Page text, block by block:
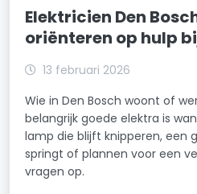
Elektricien Den
oriënteren op hulp
13 februari 2026
Wie in Den Bosch woont of
belangrijk goede elektra is
lamp die blijft knipperen, een
springt of plannen voor een
vragen op.